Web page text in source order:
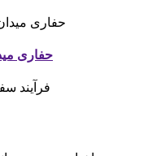
حفاری